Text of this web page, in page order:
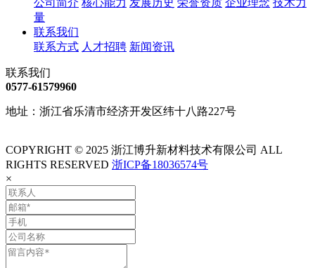
公司简介 核心能力 发展历史 荣誉资质 企业理念 技术力
量
联系我们
联系方式 人才招聘 新闻资讯
联系我们
0577-61579960
地址：浙江省乐清市经济开发区纬十八路227号
COPYRIGHT © 2025 浙江博升新材料技术有限公司 ALL
RIGHTS RESERVED 浙ICP备18036574号
×